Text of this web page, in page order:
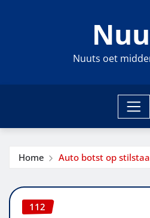
Nuuts oet
Home Auto botst op
112